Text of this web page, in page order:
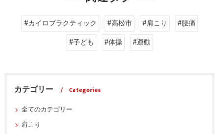
#カイロプラクティック #高松市 #肩こり
#腰痛
#子ども
#体操 #運動
カテゴリー
Categories
全てのカテゴリー
肩こり